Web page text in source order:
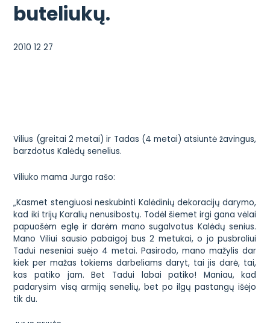
buteliukų.
2010 12 27
Vilius (greitai 2 metai) ir Tadas (4 metai) atsiuntė žavingus,
barzdotus Kalėdų senelius.
Viliuko mama Jurga rašo:
„Kasmet stengiuosi neskubinti Kalėdinių dekoracijų darymo,
kad iki trijų Karalių nenusibostų. Todėl šiemet irgi gana vėlai
papuošėm eglę ir darėm mano sugalvotus Kalėdų senius.
Mano Viliui sausio pabaigoj bus 2 metukai, o jo pusbroliui
Tadui neseniai suėjo 4 metai. Pasirodo, mano mažylis dar
kiek per mažas tokiems darbeliams daryt, tai jis darė, tai,
kas patiko jam. Bet Tadui labai patiko! Maniau, kad
padarysim visą armiją senelių, bet po ilgų pastangų išėjo
tik du.